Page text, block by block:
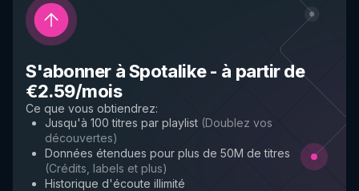
S'abonner à Spotalike- à partir de
€2.59/mois
Ce que vous obtiendrez:
Jusqu'à 100 titres par playlist (Doublez vos
découvertes)
Données étendues pour plus de 50M de titres
(Crédits, labels et plus)
Historique d'écoute illimité